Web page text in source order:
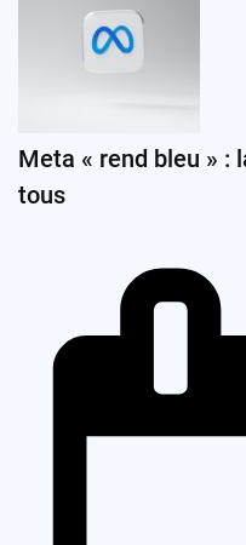
Meta « rend bleu » :
tous